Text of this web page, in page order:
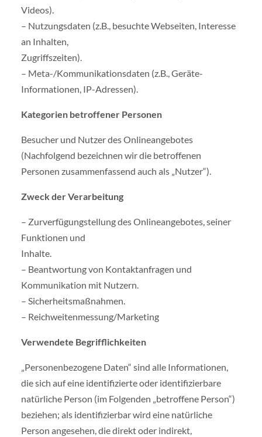
Videos).
– Nutzungsdaten (z.B., besuchte Webseiten, Interesse
an Inhalten,
Zugriffszeiten).
– Meta-/Kommunikationsdaten (z.B., Geräte-
Informationen, IP-Adressen).
Kategorien betroffener Personen
Besucher und Nutzer des Onlineangebotes
(Nachfolgend bezeichnen wir die betroffenen
Personen zusammenfassend auch als „Nutzer“).
Zweck der Verarbeitung
– Zurverfügungstellung des Onlineangebotes, seiner
Funktionen und
Inhalte.
– Beantwortung von Kontaktanfragen und
Kommunikation mit Nutzern.
– Sicherheitsmaßnahmen.
– Reichweitenmessung/Marketing
Verwendete Begrifflichkeiten
„Personenbezogene Daten“ sind alle Informationen,
die sich auf eine identifizierte oder identifizierbare
natürliche Person (im Folgenden „betroffene Person“)
beziehen; als identifizierbar wird eine natürliche
Person angesehen, die direkt oder indirekt,